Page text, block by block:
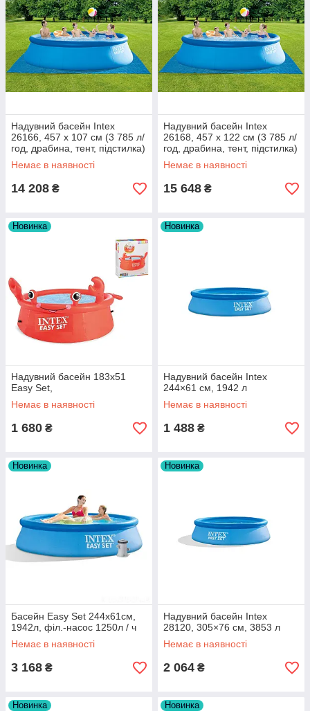
Надувний басейн Intex
26166, 457 х 107 см (3 785 л/
год, драбина, тент, підстилка)
Немає в наявності
14 208 ₴
Надувний басейн Intex
26168, 457 х 122 см (3 785 л/
год, драбина, тент, підстилка)
Немає в наявності
15 648 ₴
Новинка
Надувний басейн 183х51
Easy Set,
Немає в наявності
1 680 ₴
Новинка
Надувний басейн Intex
244×61 см, 1942 л
Немає в наявності
1 488 ₴
Новинка
Басейн Easy Set 244х61см,
1942л, філ.-насос 1250л / ч
Немає в наявності
3 168 ₴
Новинка
Надувний басейн Intex
28120, 305×76 см, 3853 л
Немає в наявності
2 064 ₴
Новинка Новинка